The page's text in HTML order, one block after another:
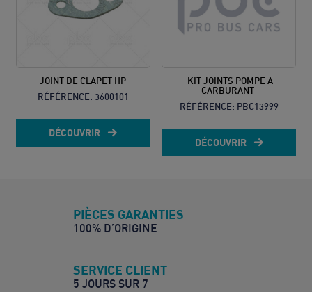
JOINT DE CLAPET HP
RÉFÉRENCE: 3600101
DÉCOUVRIR
KIT JOINTS POMPE A
CARBURANT
RÉFÉRENCE: PBC13999
DÉCOUVRIR
PIÈCES GARANTIES
100% D’ORIGINE
SERVICE CLIENT
5 JOURS SUR 7